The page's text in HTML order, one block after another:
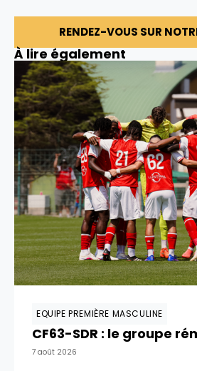
RENDEZ-VOUS SUR
À lire également
EQUIPE PREMIÈRE MASCULINE
CF63-SDR : le groupe
7 août 2026